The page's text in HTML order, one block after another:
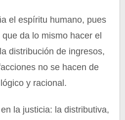
el espíritu humano, pues
da lo mismo hacer el
distribución de ingresos,
no se hacen de
y racional.
la justicia: la distributiva,